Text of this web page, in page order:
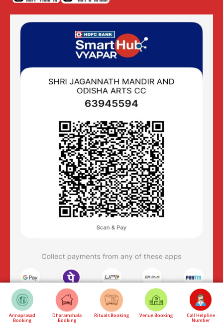
Annaprasad
Booking
Dharamshala
Booking
Rituals Booking Venue Booking Call Helpline
Number